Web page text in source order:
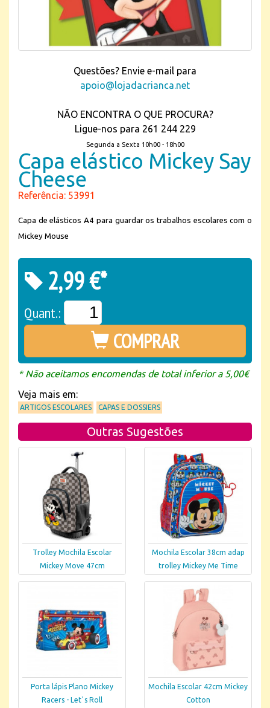
Questões? Envie e-mail para
apoio@lojadacrianca.net
NÃO ENCONTRA O QUE PROCURA?
Ligue-nos para 261 244 229
Segunda a Sexta 10h00 - 18h00
Capa elástico Mickey Say
Cheese
Referência: 53991
Capa de elásticos A4 para guardar os trabalhos escolares com o
Mickey Mouse
2,99 €*
Quant.:
COMPRAR
* Não aceitamos encomendas de total inferior a 5,00€
Veja mais em:
ARTIGOS ESCOLARES CAPAS E DOSSIERS
Outras Sugestões
Trolley Mochila Escolar
Mickey Move 47cm
Mochila Escolar 38cm adap
trolley Mickey Me Time
Porta lápis Plano Mickey
Racers - Let`s Roll
Mochila Escolar 42cm Mickey
Cotton